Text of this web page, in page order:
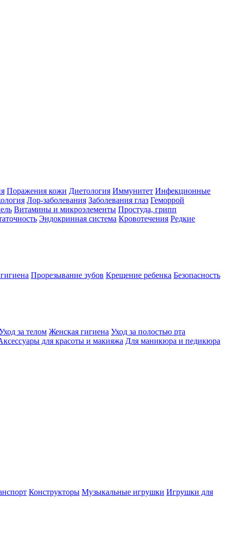
Поражения кожи Диетология Иммунитет Инфекционные
Лор-заболевания Заболевания глаз Геморрой
Витамины и микроэлементы Простуда, грипп
Эндокринная система Кровотечения Редкие
Прорезывание зубов Крещение ребенка Безопасность
за телом Женская гигиена Уход за полостью рта
для красоты и макияжа Для маникюра и педикюра
Конструкторы Музыкальные игрушки Игрушки для